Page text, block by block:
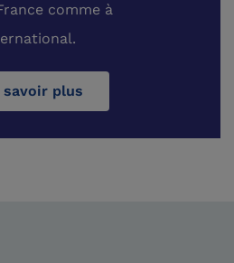
comme à
savoir plus